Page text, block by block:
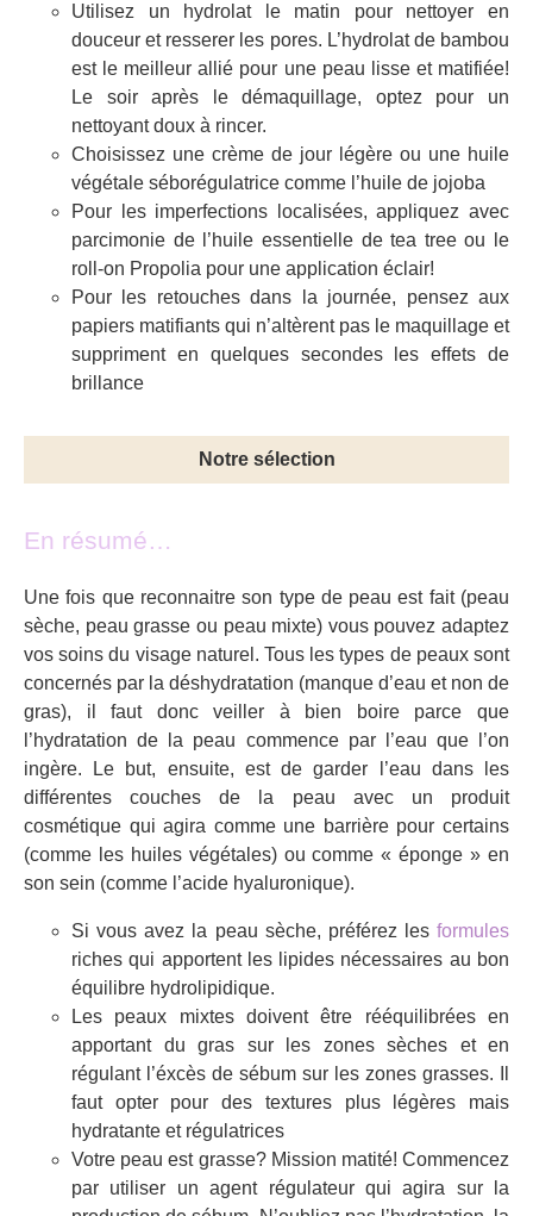
Utilisez un hydrolat le matin pour nettoyer en
douceur et resserer les pores. L’hydrolat de bambou
est le meilleur allié pour une peau lisse et matifiée!
Le soir après le démaquillage, optez pour un
nettoyant doux à rincer.
Choisissez une crème de jour légère ou une huile
végétale séborégulatrice comme l’huile de jojoba
Pour les imperfections localisées, appliquez avec
parcimonie de l’huile essentielle de tea tree ou le
roll-on Propolia pour une application éclair!
Pour les retouches dans la journée, pensez aux
papiers matifiants qui n’altèrent pas le maquillage et
suppriment en quelques secondes les effets de
brillance
Notre sélection
En résumé…
Une fois que reconnaitre son type de peau est fait (peau
sèche, peau grasse ou peau mixte) vous pouvez adaptez
vos soins du visage naturel. Tous les types de peaux sont
concernés par la déshydratation (manque d’eau et non de
gras), il faut donc veiller à bien boire parce que
l’hydratation de la peau commence par l’eau que l’on
ingère. Le but, ensuite, est de garder l’eau dans les
différentes couches de la peau avec un produit
cosmétique qui agira comme une barrière pour certains
(comme les huiles végétales) ou comme « éponge » en
son sein (comme l’acide hyaluronique).
Si vous avez la peau sèche, préférez les formules
riches qui apportent les lipides nécessaires au bon
équilibre hydrolipidique.
Les peaux mixtes doivent être rééquilibrées en
apportant du gras sur les zones sèches et en
régulant l’éxcès de sébum sur les zones grasses. Il
faut opter pour des textures plus légères mais
hydratante et régulatrices
Votre peau est grasse? Mission matité! Commencez
par utiliser un agent régulateur qui agira sur la